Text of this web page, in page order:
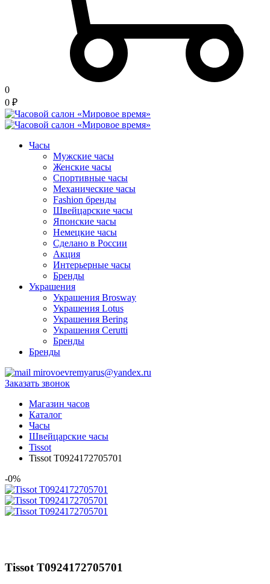
0
0 ₽
Часы
Мужские часы
Женские часы
Спортивные часы
Механические часы
Fashion бренды
Швейцарские часы
Японские часы
Немецкие часы
Сделано в России
Акция
Интерьерные часы
Бренды
Украшения
Украшения Brosway
Украшения Lotus
Украшения Bering
Украшения Cerutti
Бренды
Бренды
mirovoevremyarus@yandex.ru
Заказать звонок
Магазин часов
Каталог
Часы
Швейцарские часы
Tissot
Tissot T0924172705701
-0%
Tissot T0924172705701